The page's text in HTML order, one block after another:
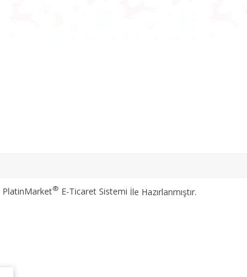
PlatinMarket® E-Ticaret Sistemi İle Hazırlanmıştır.